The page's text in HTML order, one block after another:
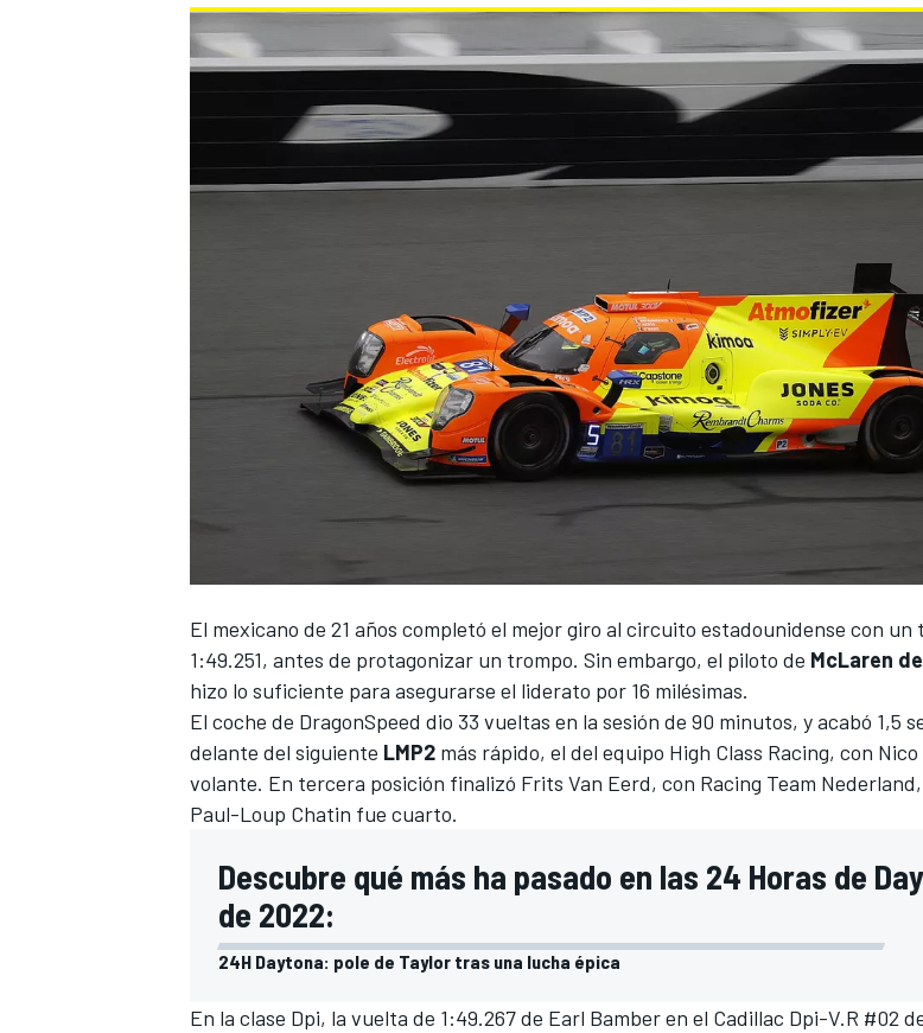
El mexicano de 21 años completó el mejor giro al circuito estadounidense con un
1:49.251, antes de protagonizar un trompo. Sin embargo, el piloto de McLaren
hizo lo suficiente para asegurarse el liderato por 16 milésimas.
El coche de DragonSpeed dio 33 vueltas en la sesión de 90 minutos, y acabó 1,5
delante del siguiente LMP2 más rápido, el del equipo High Class Racing, con
volante. En tercera posición finalizó Frits Van Eerd, con Racing Team
Paul-Loup Chatin fue cuarto.
Descubre qué más ha pasado en las 24 Horas de
de 2022:
24H Daytona: pole de Taylor tras una lucha épica
En la clase Dpi, la vuelta de 1:49.267 de Earl Bamberen el Cadillac Dpi-V.R #02